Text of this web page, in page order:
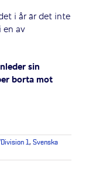
i år är det inte
en av
sin
borta mot
1, Svenska